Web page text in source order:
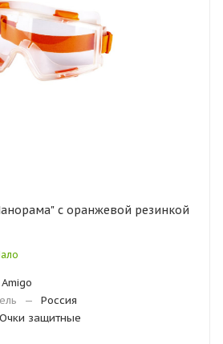
с оранжевой резинкой
Amigo
—
Россия
Очки защитные